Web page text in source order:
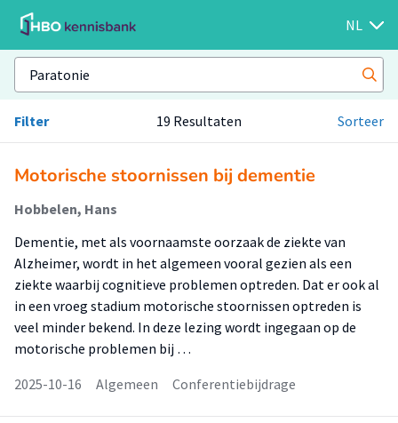
NL
Filter 19 Resultaten Sorteer
Motorische stoornissen bij dementie
Hobbelen, Hans
Dementie, met als voornaamste oorzaak de ziekte van
Alzheimer, wordt in het algemeen vooral gezien als een
ziekte waarbij cognitieve problemen optreden. Dat er ook al
in een vroeg stadium motorische stoornissen optreden is
veel minder bekend. In deze lezing wordt ingegaan op de
motorische problemen bij …
2025-10-16
Algemeen Conferentiebijdrage